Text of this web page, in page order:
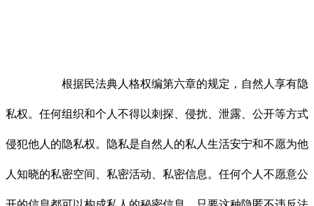
根据民法典人格权编第六章的规定，自然人享有隐
私权。任何组织和个人不得以刺探、侵扰、泄露、公开等方式
侵犯他人的隐私权。隐私是自然人的私人生活安宁和不愿为他
人知晓的私密空间、私密活动、私密信息。任何个人不愿意公